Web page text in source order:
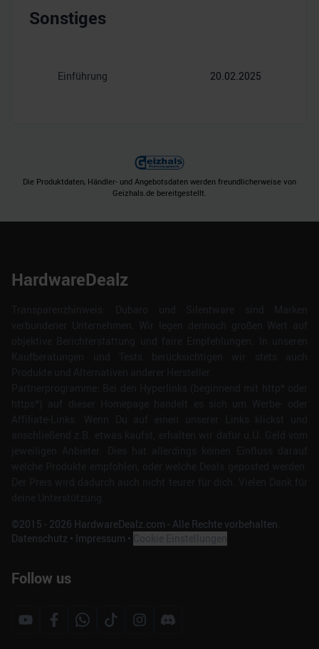
Sonstiges
Einführung 20.02.2025
Die Produktdaten, Händler- und Angebotsdaten werden freundlicherweise von
Geizhals.de bereitgestellt.
HardwareDealz
©2015 - 2026 HardwareDealz.com - Alle Rechte vorbehalten.
Datenschutz • Impressum •
Follow us